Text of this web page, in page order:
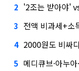
2 '2조는 받아야'
3 전액 비과세+소
4 2000원도 비싸다
5 메디큐브·아누